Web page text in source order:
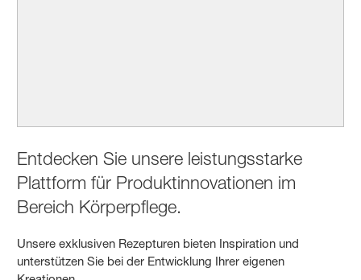
Entdecken Sie unsere leistungsstarke
Plattform für Produktinnovationen im
Bereich Körperpflege.
Unsere exklusiven Rezepturen bieten Inspiration und
unterstützen Sie bei der Entwicklung Ihrer eigenen